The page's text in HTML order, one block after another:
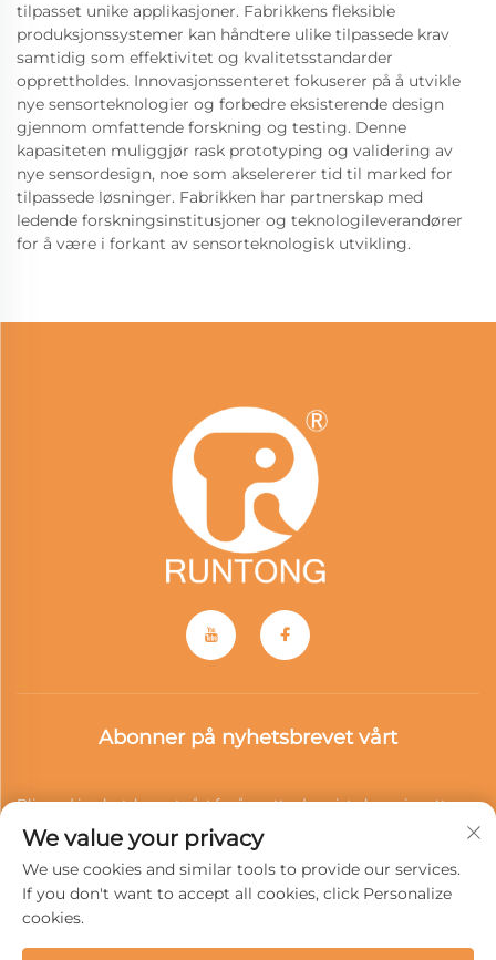
tilpasset unike applikasjoner. Fabrikkens fleksible
produksjonssystemer kan håndtere ulike tilpassede krav
samtidig som effektivitet og kvalitetsstandarder
opprettholdes. Innovasjonssenteret fokuserer på å utvikle
nye sensorteknologier og forbedre eksisterende design
gjennom omfattende forskning og testing. Denne
kapasiteten muliggjør rask prototyping og validering av
nye sensordesign, noe som akselererer tid til marked for
tilpassede løsninger. Fabrikken har partnerskap med
ledende forskningsinstitusjoner og teknologileverandører
for å være i forkant av sensorteknologisk utvikling.
Abonner på nyhetsbrevet vårt
Bli med i nyhetsbrevet vårt for å motta den siste bransjenytt,
oppdateringer og innsikter fra teamet vårt.
We value your privacy
We use cookies and similar tools to provide our services.
If you don't want to accept all cookies, click Personalize
cookies.